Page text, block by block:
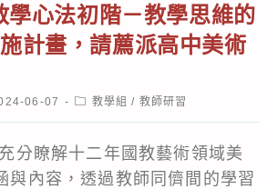
學心法初階－教學思維的
計畫，請薦派高中美術
06-07
Post教學組 / 教師研習
分瞭解十二年國教藝術領域美
與內容，透過教師同儕間的學習